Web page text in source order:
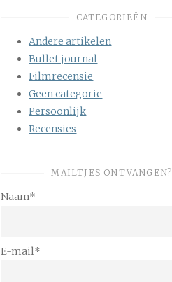
CATEGORIEËN
Andere artikelen
Bullet journal
Filmrecensie
Geen categorie
Persoonlijk
Recensies
MAILTJES ONTVANGEN?
Naam*
E-mail*